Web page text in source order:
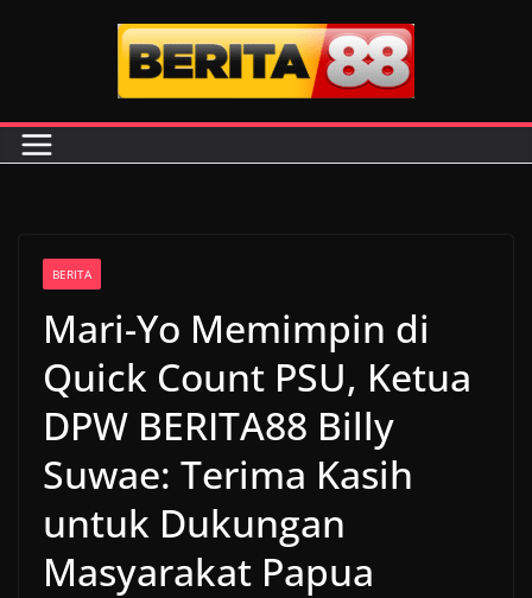
BERITA
Mari-Yo Memimpin di
Quick Count PSU, Ketua
DPW BERITA88 Billy
Suwae: Terima Kasih
untuk Dukungan
Masyarakat Papua